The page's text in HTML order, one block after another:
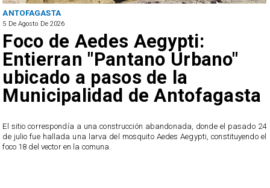
ANTOFAGASTA
5 De Agosto De 2026
Foco de Aedes Aegypti:
Entierran "Pantano Urbano"
ubicado a pasos de la
Municipalidad de Antofagasta
El sitio correspondía a una construcción abandonada, donde el pasado 24
de julio fue hallada una larva del mosquito Aedes Aegypti, constituyendo el
foco 18 del vector en la comuna.